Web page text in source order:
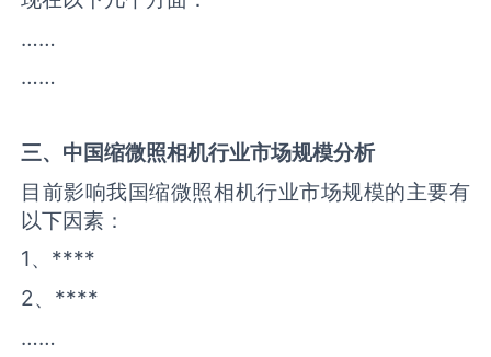
……
……
三、中国缩微照相机行业市场规模分析
目前影响我国缩微照相机行业市场规模的主要有
以下因素：
1、****
2、****
……